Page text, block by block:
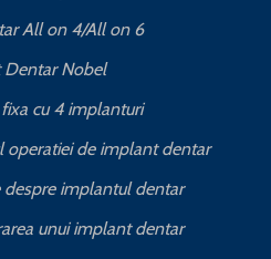
All on 4/All on 6
Nobel
cu 4 implanturi
operatiei de implant dentar
implantul dentar
unui implant dentar